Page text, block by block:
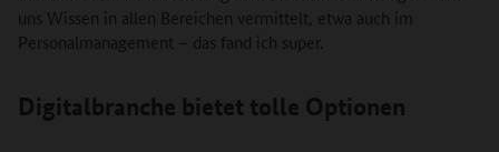
uns Wissen in allen Bereichen vermittelt, etwa auch im
Personalmanagement – das fand ich super.
Digitalbranche bietet tolle Optionen